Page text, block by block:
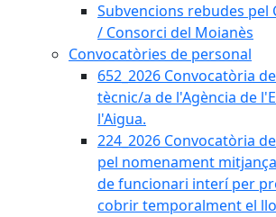
Subvencions rebudes pel
/ Consorci del Moianès
Convocatòries de personal
652_2026 Convocatòria
tècnic/a de l'Agència de
l'Aigua.
224_2026 Convocatòria
pel nomenament
de funcionari interí per
cobrir temporalment el